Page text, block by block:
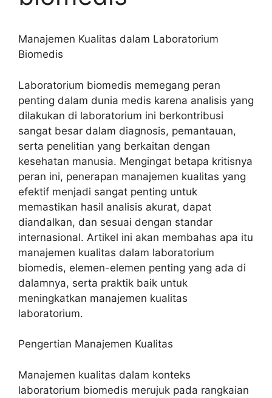
Manajemen Kualitas dalam Laboratorium
Biomedis
Laboratorium biomedis memegang peran
penting dalam dunia medis karena analisis yang
dilakukan di laboratorium ini berkontribusi
sangat besar dalam diagnosis, pemantauan,
serta penelitian yang berkaitan dengan
kesehatan manusia. Mengingat betapa kritisnya
peran ini, penerapan manajemen kualitas yang
efektif menjadi sangat penting untuk
memastikan hasil analisis akurat, dapat
diandalkan, dan sesuai dengan standar
internasional. Artikel ini akan membahas apa itu
manajemen kualitas dalam laboratorium
biomedis, elemen-elemen penting yang ada di
dalamnya, serta praktik baik untuk
meningkatkan manajemen kualitas
laboratorium.
Pengertian Manajemen Kualitas
Manajemen kualitas dalam konteks
laboratorium biomedis merujuk pada rangkaian